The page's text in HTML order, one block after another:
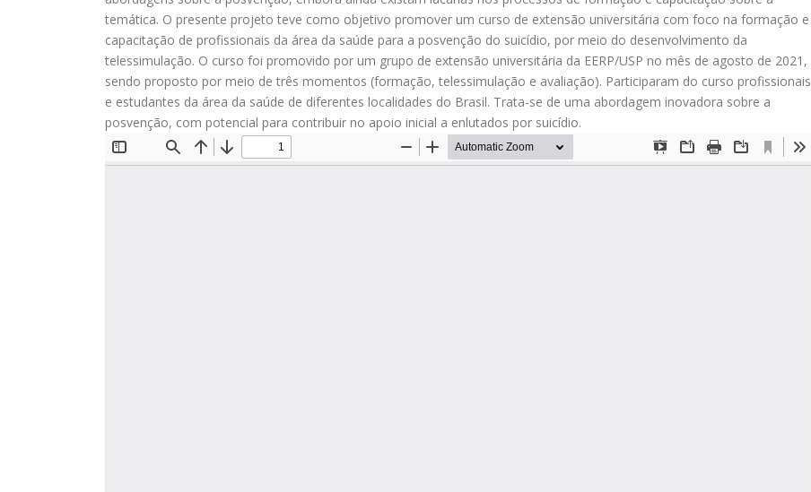
temática. O presente projeto teve como objetivo promover um curso de extensão universitária com foco na formação e
capacitação de profissionais da área da saúde para a posvenção do suicídio, por meio do desenvolvimento da
telessimulação. O curso foi promovido por um grupo de extensão universitária da EERP/USP no mês de agosto de 2021,
sendo proposto por meio de três momentos (formação, telessimulação e avaliação). Participaram do curso profissionais
e estudantes da área da saúde de diferentes localidades do Brasil. Trata-se de uma abordagem inovadora sobre a
posvenção, com potencial para contribuir no apoio inicial a enlutados por suicídio.